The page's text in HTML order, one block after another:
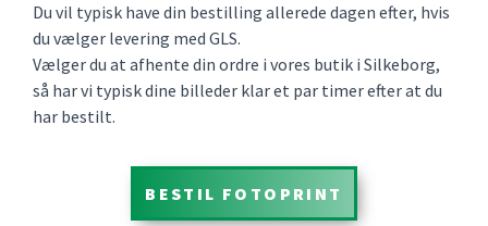
Du vil typisk have din bestilling allerede dagen efter, hvis
du vælger levering med GLS.
Vælger du at afhente din ordre i vores butik i Silkeborg,
så har vi typisk dine billeder klar et par timer efter at du
har bestilt.
BESTIL FOTOPRINT